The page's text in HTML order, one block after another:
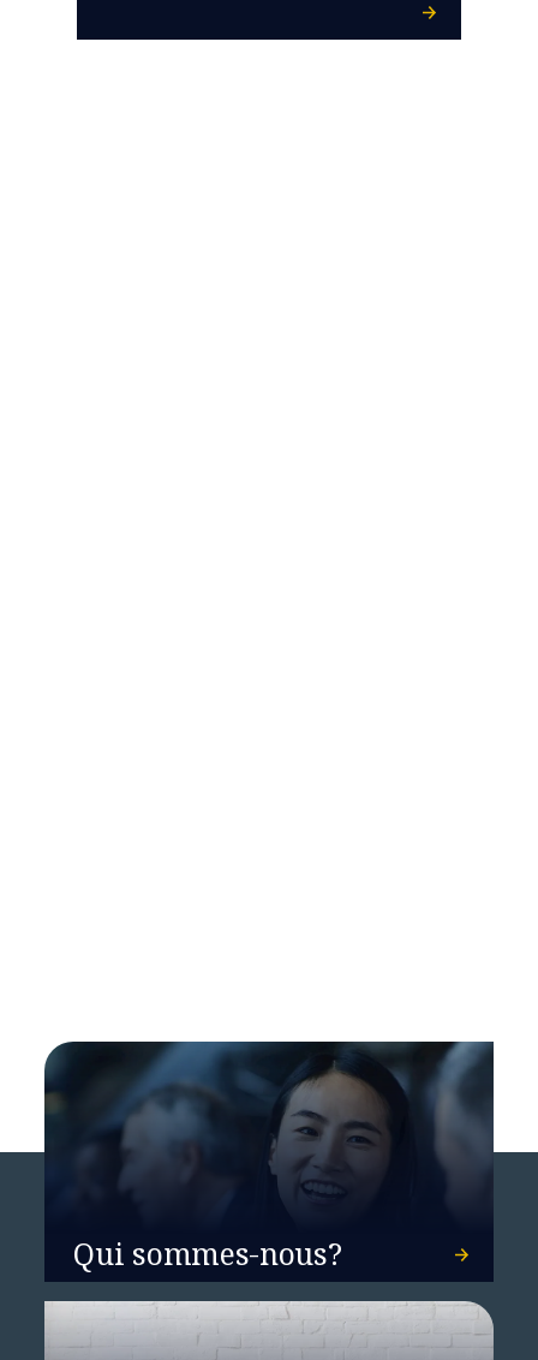
Les opérations intelligentes
stimulent la prochaine étape de
l’intelligence artificielle
Qui sommes-nous?